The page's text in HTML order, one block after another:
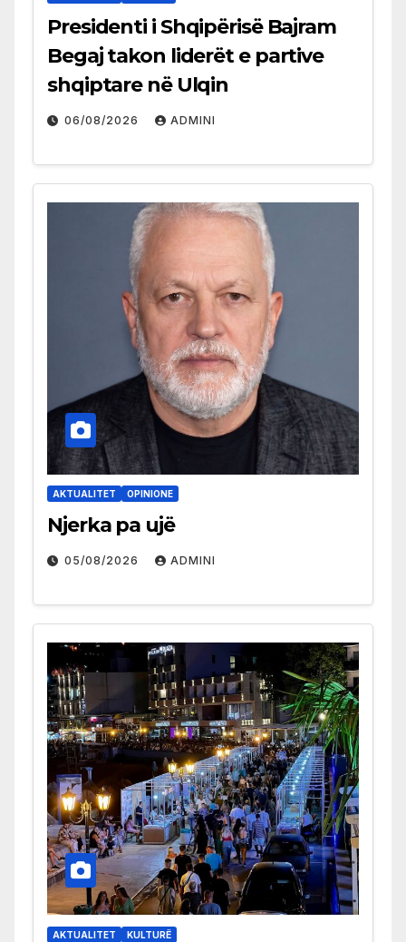
Presidenti i Shqipërisë Bajram
Begaj takon liderët e partive
shqiptare në Ulqin
06/08/2026 ADMINI
AKTUALITET OPINIONE
Njerka pa ujë
05/08/2026 ADMINI
AKTUALITET KULTURË